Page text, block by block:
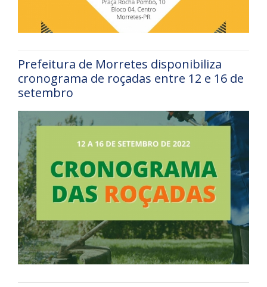
Prefeitura de Morretes disponibiliza
cronograma de roçadas entre 12 e 16 de
setembro